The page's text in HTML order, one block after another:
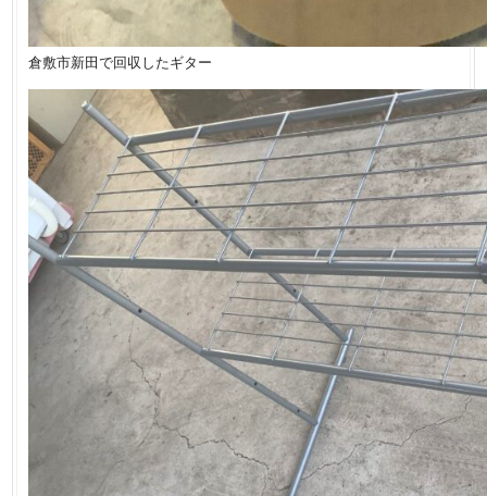
倉敷市新田で回収したギター